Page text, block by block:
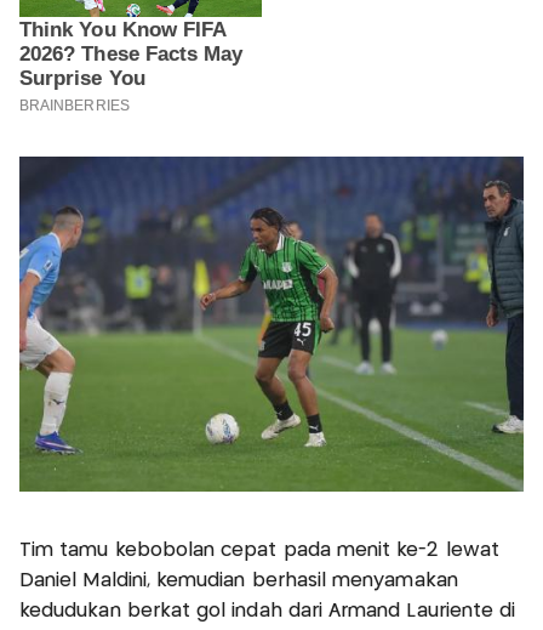
Tim tamu kebobolan cepat pada menit ke-2 lewat
Daniel Maldini, kemudian berhasil menyamakan
kedudukan berkat gol indah dari Armand Lauriente di